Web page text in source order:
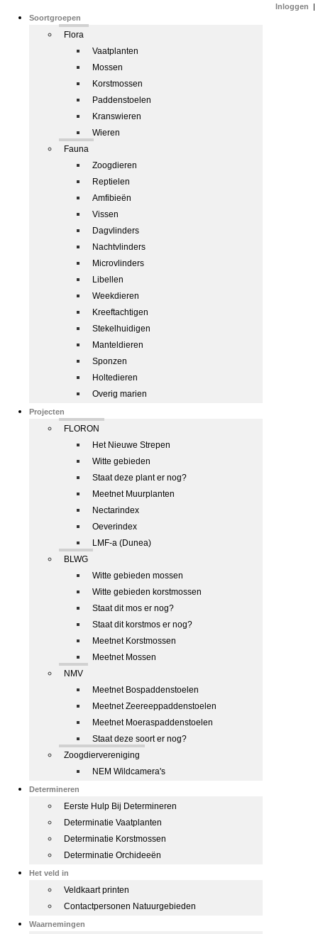
Soortgroepen
Flora
Vaatplanten
Mossen
Korstmossen
Paddenstoelen
Kranswieren
Wieren
Fauna
Zoogdieren
Reptielen
Amfibieën
Vissen
Dagvlinders
Nachtvlinders
Microvlinders
Libellen
Weekdieren
Kreeftachtigen
Stekelhuidigen
Manteldieren
Sponzen
Holtedieren
Overig marien
Projecten
FLORON
Het Nieuwe Strepen
Witte gebieden
Staat deze plant er nog?
Meetnet Muurplanten
Nectarindex
Oeverindex
LMF-a (Dunea)
BLWG
Witte gebieden mossen
Witte gebieden korstmossen
Staat dit mos er nog?
Staat dit korstmos er nog?
Meetnet Korstmossen
Meetnet Mossen
NMV
Meetnet Bospaddenstoelen
Meetnet Zeereeppaddenstoelen
Meetnet Moeraspaddenstoelen
Staat deze soort er nog?
Zoogdiervereniging
NEM Wildcamera's
Determineren
Eerste Hulp Bij Determineren
Determinatie Vaatplanten
Determinatie Korstmossen
Determinatie Orchideeën
Het veld in
Veldkaart printen
Contactpersonen Natuurgebieden
Waarnemingen
Inloggen |